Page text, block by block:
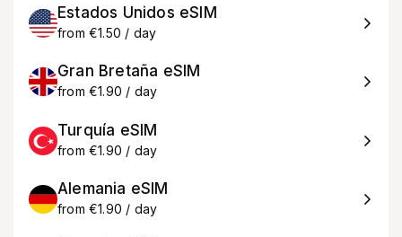
Estados Unidos eSIM
from €1.50 / day
Gran Bretaña eSIM
from €1.90 / day
Turquía eSIM
from €1.90 / day
Alemania eSIM
from €1.90 / day